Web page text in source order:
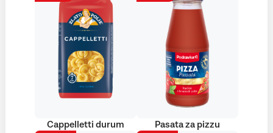
Cappelletti durum Pasata za pizzu